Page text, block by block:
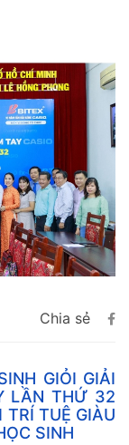
Chia sẻ
GIỎI GIẢI
LẦN THỨ 32
TUỆ GIÀU
SINH